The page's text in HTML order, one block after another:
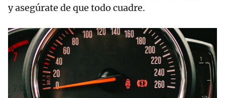
y asegúrate de que todo cuadre.